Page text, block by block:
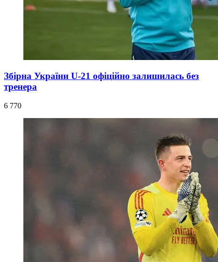
Збірна України U-21 офіційно залишилась без
тренера
6 770